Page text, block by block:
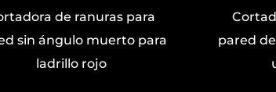
Cortadora de ranuras para
pared de concreto sin polvo de
una sola pieza